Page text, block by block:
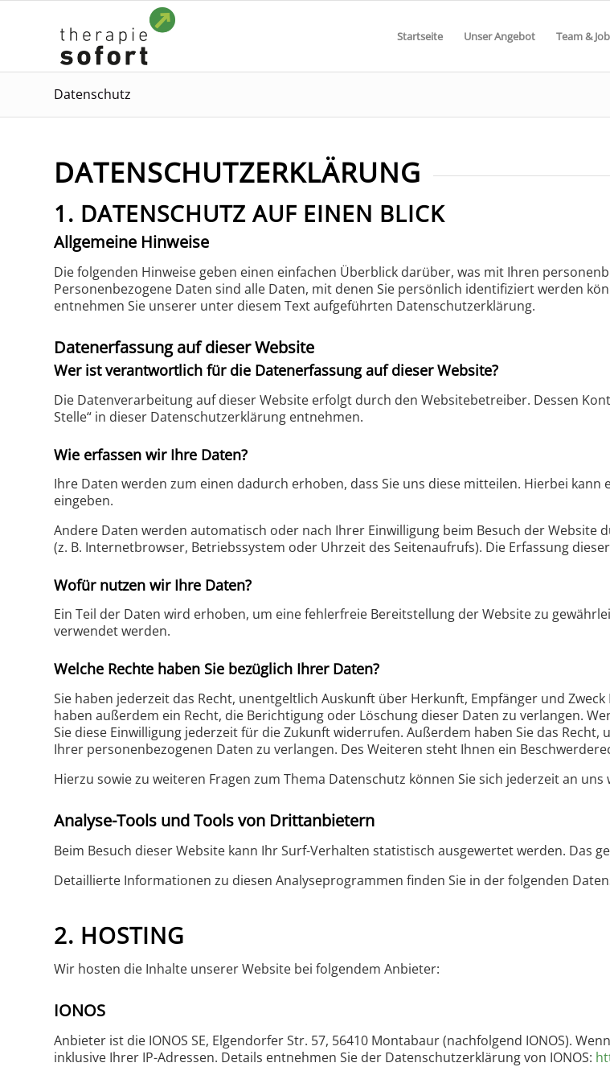
Startseite Unser Angebot Team &
Datenschutz
DATENSCHUTZERKLÄRUNG
1. DATENSCHUTZ AUF EINEN BLICK
Allgemeine Hinweise
Die folgenden Hinweise geben einen einfachen Überblick darüber, was mit Ihren
Personenbezogene Daten sind alle Daten, mit denen Sie persönlich identifiziert werden
entnehmen Sie unserer unter diesem Text aufgeführten Datenschutzerklärung.
Datenerfassung auf dieser Website
Wer ist verantwortlich für die Datenerfassung auf dieser Website?
Die Datenverarbeitung auf dieser Website erfolgt durch den Websitebetreiber. Dessen
Stelle“ in dieser Datenschutzerklärung entnehmen.
Wie erfassen wir Ihre Daten?
Ihre Daten werden zum einen dadurch erhoben, dass Sie uns diese mitteilen. Hierbei
eingeben.
Andere Daten werden automatisch oder nach Ihrer Einwilligung beim Besuch der Website
(z. B. Internetbrowser, Betriebssystem oder Uhrzeit des Seitenaufrufs). Die Erfassung
Wofür nutzen wir Ihre Daten?
Ein Teil der Daten wird erhoben, um eine fehlerfreie Bereitstellung der Website zu
verwendet werden.
Welche Rechte haben Sie bezüglich Ihrer Daten?
Sie haben jederzeit das Recht, unentgeltlich Auskunft über Herkunft, Empfänger und
haben außerdem ein Recht, die Berichtigung oder Löschung dieser Daten zu verlangen.
Sie diese Einwilligung jederzeit für die Zukunft widerrufen. Außerdem haben Sie das
Ihrer personenbezogenen Daten zu verlangen. Des Weiteren steht Ihnen ein
Hierzu sowie zu weiteren Fragen zum Thema Datenschutz können Sie sich jederzeit an uns
Analyse-Tools und Tools von Dritt­anbietern
Beim Besuch dieser Website kann Ihr Surf-Verhalten statistisch ausgewertet werden. Das
Detaillierte Informationen zu diesen Analyseprogrammen finden Sie in der folgenden
2. HOSTING
Wir hosten die Inhalte unserer Website bei folgendem Anbieter:
IONOS
Anbieter ist die IONOS SE, Elgendorfer Str. 57, 56410 Montabaur (nachfolgend IONOS).
inklusive Ihrer IP-Adressen. Details entnehmen Sie der Datenschutzerklärung von IONOS: